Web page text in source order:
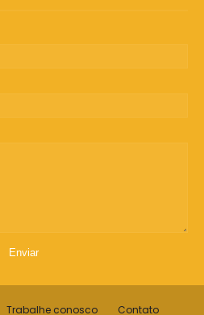
Trabalhe conosco Contato